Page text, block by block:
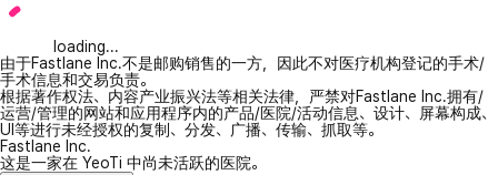
loading...
由于Fastlane Inc.不是邮购销售的一方，因此不对医疗机构登记的手术/
手术信息和交易负责。
根据著作权法、内容产业振兴法等相关法律，严禁对Fastlane Inc.拥有/
运营/管理的网站和应用程序内的产品/医院/活动信息、设计、屏幕构成、
UI等进行未经授权的复制、分发、广播、传输、抓取等。
Fastlane Inc.
这是一家在 YeoTi 中尚未活跃的医院。